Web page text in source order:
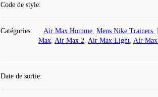
Code de style:
Catégories: Air Max Homme, Mens Nike Trainers,
Max, Air Max 2, Air Max Light, Air
Date de sortie: